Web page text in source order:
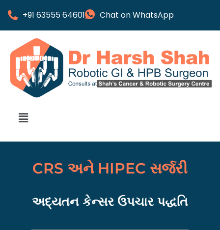
+91 63555 64601 Chat on WhatsApp
CRS અને HIPEC સર્જરી
અદ્યતન કેન્સર ઉપચાર પદ્ધતિ